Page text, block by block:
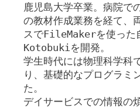
鹿児島大学卒業。病院で
の教材作成業務を経て、
スでFileMakerを使った
Kotobukiを開発。
学生時代には物理科学科
り、基礎的なプログラミ
た。
デイサービスでの情報の